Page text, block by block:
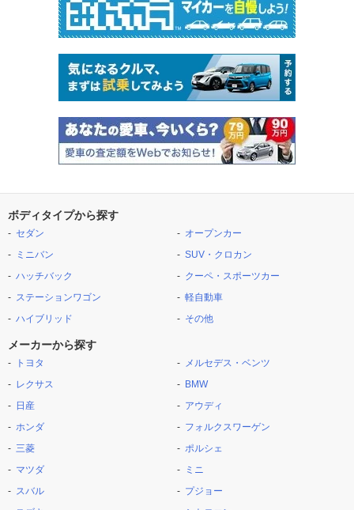
ボディタイプから探す
セダン
ミニバン
ハッチバック
ステーションワゴン
ハイブリッド
オープンカー
SUV・クロカン
クーペ・スポーツカー
軽自動車
その他
メーカーから探す
トヨタ
レクサス
日産
ホンダ
三菱
マツダ
スバル
メルセデス・ベンツ
BMW
アウディ
フォルクスワーゲン
ポルシェ
ミニ
プジョー